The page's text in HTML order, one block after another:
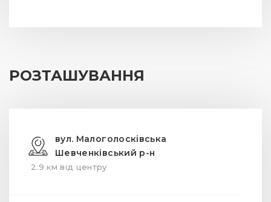
РОЗТАШУВАННЯ
вул. Малоголосківська
Шевченківський р-н
2.9 км від центру